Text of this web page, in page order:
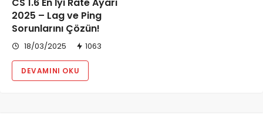
CS 1.6 En İyi Rate Ayarı
2025 – Lag ve Ping
Sorunlarını Çözün!
18/03/2025 1063
DEVAMINI OKU